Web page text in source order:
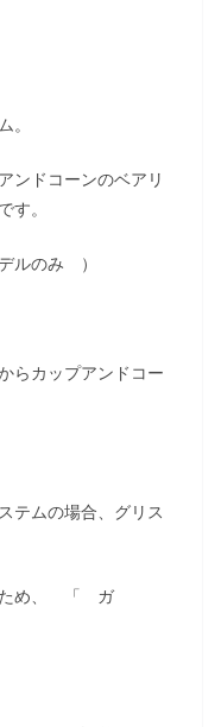
。
ドコーンのベアリ
す。
ルのみ ）
らカップアンドコー
テムの場合、グリス
め、 「 ガ